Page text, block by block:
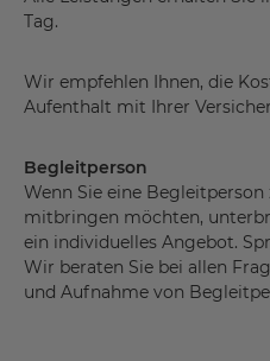
Tag.
Wir empfehlen Ihnen, die
Aufenthalt mit Ihrer
Begleitperson
Wenn Sie eine
mitbringen möchten,
ein individuelles Angebot.
Wir beraten Sie bei allen
und Aufnahme von